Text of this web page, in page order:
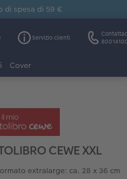
di spesa di 59 €
Servizio clienti
Cover
CEWE XXL
extralarge: ca. 28 x 36 cm